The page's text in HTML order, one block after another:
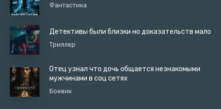
Фантастика
Детективы были близки но доказательств мало
Триллер
Отец узнал что дочь общается незнакомыми
мужчинами в соц сетях
Боевик